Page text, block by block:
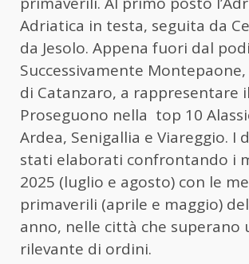
Adriatica in testa, seguita da
da Jesolo. Appena fuori dal
Successivamente
di Catanzaro, a rappresentare
Proseguono nella top 10
Ardea, Senigallia e Viareggio. I
stati elaborati confrontando i
2025 (luglio e agosto) con le
primaverili (aprile e maggio)
anno, nelle città che superano
rilevante di ordini.